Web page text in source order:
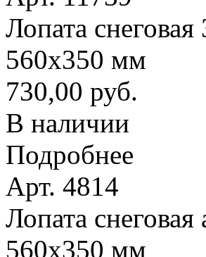
Лопата
560х350 мм
730,00 руб.
В наличии
Подробнее
Арт. 4814
Лопата
560х350 мм